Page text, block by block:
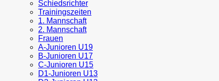
Schiedsrichter
Trainingszeiten
1. Mannschaft
2. Mannschaft
Frauen
A-Junioren U19
B-Junioren U17
C-Junioren U15
D1-Junioren U13